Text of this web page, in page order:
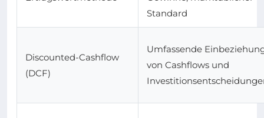
Standard
Discounted-Cashflow
(DCF)
Umfassende
von Cashflows und